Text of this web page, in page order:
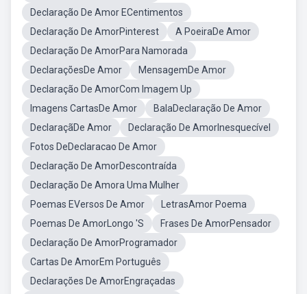
Declaração De Amor ECentimentos
Declaração De AmorPinterest
A PoeiraDe Amor
Declaração De AmorPara Namorada
DeclaraçõesDe Amor
MensagemDe Amor
Declaração De AmorCom Imagem Up
Imagens CartasDe Amor
BalaDeclaração De Amor
DeclaraçãDe Amor
Declaração De AmorInesquecível
Fotos DeDeclaracao De Amor
Declaração De AmorDescontraída
Declaração De Amora Uma Mulher
Poemas EVersos De Amor
LetrasAmor Poema
Poemas De AmorLongo 'S
Frases De AmorPensador
Declaração De AmorProgramador
Cartas De AmorEm Português
Declarações De AmorEngraçadas